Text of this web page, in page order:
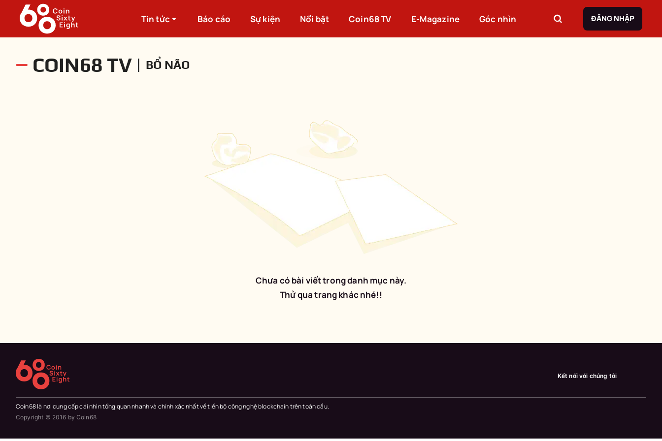
Tin tức Báo cáo Sự kiện Nổi bật Coin68 TV E-Magazine Góc nhìn ĐĂNG NHẬP
COIN68 TV | BỔ NÃO
Chưa có bài viết trong danh mục này.
Thử qua trang khác nhé!!
Kết nối với chúng tôi
Coin68 là nơi cung cấp cái nhìn tổng quan nhanh và chính xác nhất về tiến bộ công nghệ blockchain trên toàn cầu.
Copyright © 2016 by Coin68